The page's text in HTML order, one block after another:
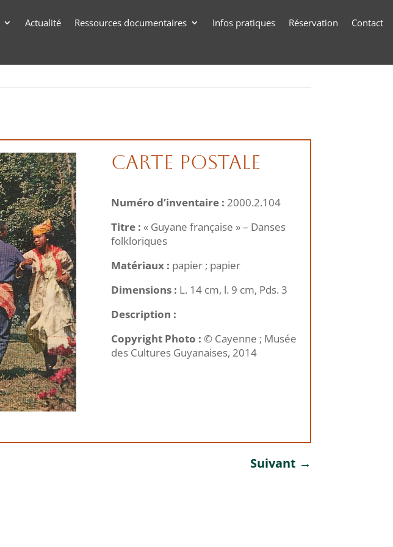
Actualité Ressources documentaires Infos pratiques Réservation Contact
Carte postale
Numéro d’inventaire : 2000.2.104
Titre : « Guyane française » – Danses
folkloriques
Matériaux : papier ; papier
Dimensions : L. 14 cm, l. 9 cm, Pds. 3
Description :
Copyright Photo : © Cayenne ; Musée
des Cultures Guyanaises, 2014
Suivant →